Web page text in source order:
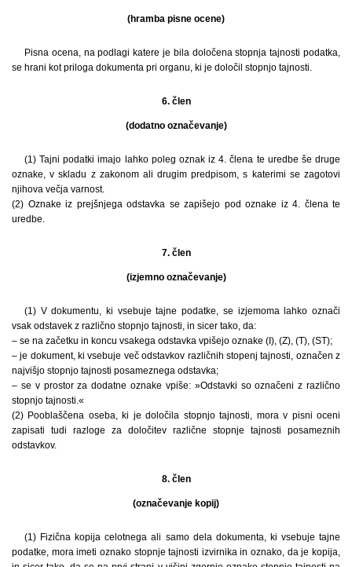
(hramba pisne ocene)
Pisna ocena, na podlagi katere je bila določena stopnja tajnosti podatka,
se hrani kot priloga dokumenta pri organu, ki je določil stopnjo tajnosti.
6. člen
(dodatno označevanje)
(1) Tajni podatki imajo lahko poleg oznak iz 4. člena te uredbe še druge
oznake, v skladu z zakonom ali drugim predpisom, s katerimi se zagotovi
njihova večja varnost.
(2) Oznake iz prejšnjega odstavka se zapišejo pod oznake iz 4. člena te
uredbe.
7. člen
(izjemno označevanje)
(1) V dokumentu, ki vsebuje tajne podatke, se izjemoma lahko označi
vsak odstavek z različno stopnjo tajnosti, in sicer tako, da:
– se na začetku in koncu vsakega odstavka vpišejo oznake (I), (Z), (T), (ST);
– je dokument, ki vsebuje več odstavkov različnih stopenj tajnosti, označen z
najvišjo stopnjo tajnosti posameznega odstavka;
– se v prostor za dodatne oznake vpiše: »Odstavki so označeni z različno
stopnjo tajnosti.«
(2) Pooblaščena oseba, ki je določila stopnjo tajnosti, mora v pisni oceni
zapisati tudi razloge za določitev različne stopnje tajnosti posameznih
odstavkov.
8. člen
(označevanje kopij)
(1) Fizična kopija celotnega ali samo dela dokumenta, ki vsebuje tajne
podatke, mora imeti oznako stopnje tajnosti izvirnika in oznako, da je kopija,